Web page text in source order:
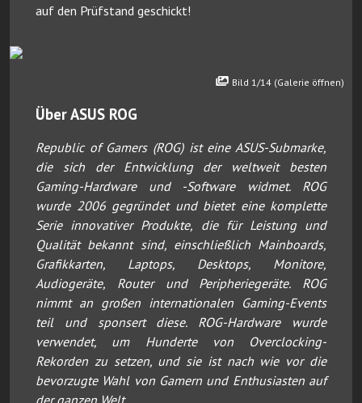
auf den Prüfstand geschickt!
Bild 1/14 (Galerie öffnen)
Über ASUS ROG
Republic of Gamers (ROG) ist eine ASUS-Submarke,
die sich der Entwicklung der weltweit besten
Gaming-Hardware und -Software widmet. ROG
wurde 2006 gegründet und bietet eine komplette
Serie innovativer Produkte, die für Leistung und
Qualität bekannt sind, einschließlich Mainboards,
Grafikkarten, Laptops, Desktops, Monitore,
Audiogeräte, Router und Peripheriegeräte. ROG
nimmt an großen internationalen Gaming-Events
teil und sponsert diese. ROG-Hardware wurde
verwendet, um Hunderte von Overclocking-
Rekorden zu setzen, und sie ist nach wie vor die
bevorzugte Wahl von Gamern und Enthusiasten auf